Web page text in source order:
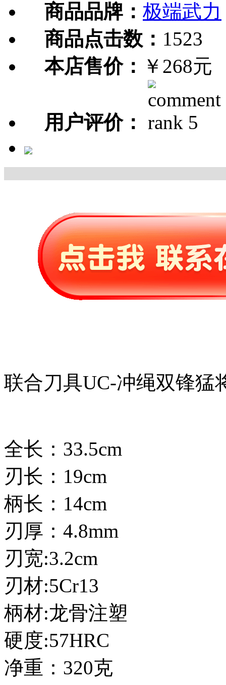
商品品牌： 极端武力
商品点击数： 1523
本店售价： ￥268元
用户评价：
联合刀具UC-冲绳双锋猛
全长：33.5cm
刃长：19cm
柄长：14cm
刃厚：4.8mm
刃宽:3.2cm
刃材:5Cr13
柄材:龙骨注塑
硬度:57HRC
净重：320克